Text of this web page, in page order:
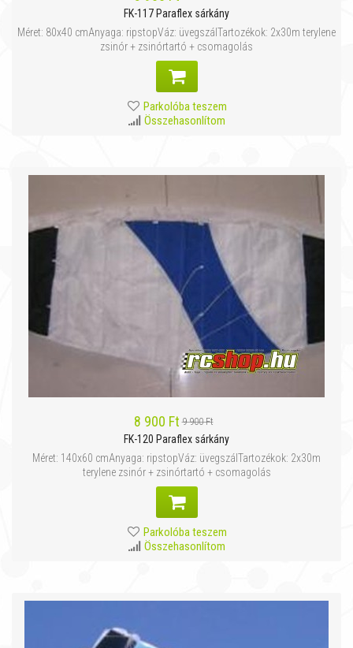
FK-117 Paraflex sárkány
Méret: 80x40 cmAnyaga: ripstopVáz: üvegszálTartozékok: 2x30m terylene
zsinór + zsinórtartó + csomagolás
Parkolóba teszem
Összehasonlítom
8 900 Ft 9 900 Ft
FK-120 Paraflex sárkány
Méret: 140x60 cmAnyaga: ripstopVáz: üvegszálTartozékok: 2x30m
terylene zsinór + zsinórtartó + csomagolás
Parkolóba teszem
Összehasonlítom